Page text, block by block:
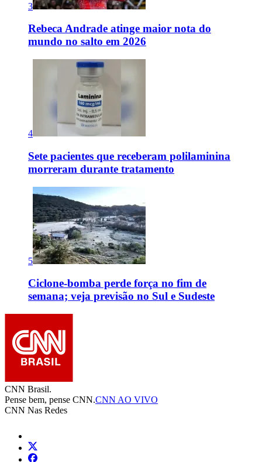
3
Rebeca Andrade atinge maior nota do
mundo no salto em 2026
4
Sete pacientes que receberam polilaminina
morreram durante tratamento
5
Ciclone-bomba perde força no fim de
semana; veja previsão no Sul e Sudeste
CNN Brasil.
Pense bem, pense CNN.CNN AO VIVO
CNN Nas Redes